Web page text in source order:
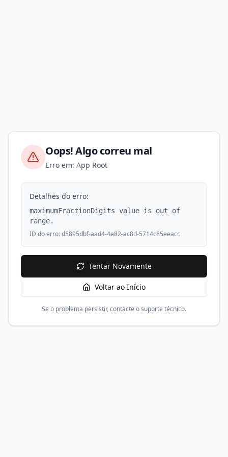
Oops! Algo correu mal
Erro em: App Root
Detalhes do erro:
maximumFractionDigits value is out of
range.
ID do erro:d5895dbf-aad4-4e82-ac8d-5714c85eeacc
Tentar Novamente
Voltar ao Início
Se o problema persistir, contacte o suporte técnico.